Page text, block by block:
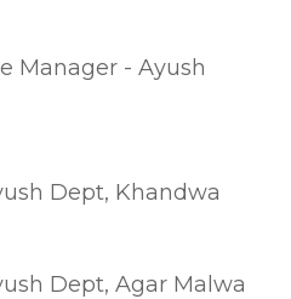
Manager - Ayush
Dept, Khandwa
Dept, Agar Malwa